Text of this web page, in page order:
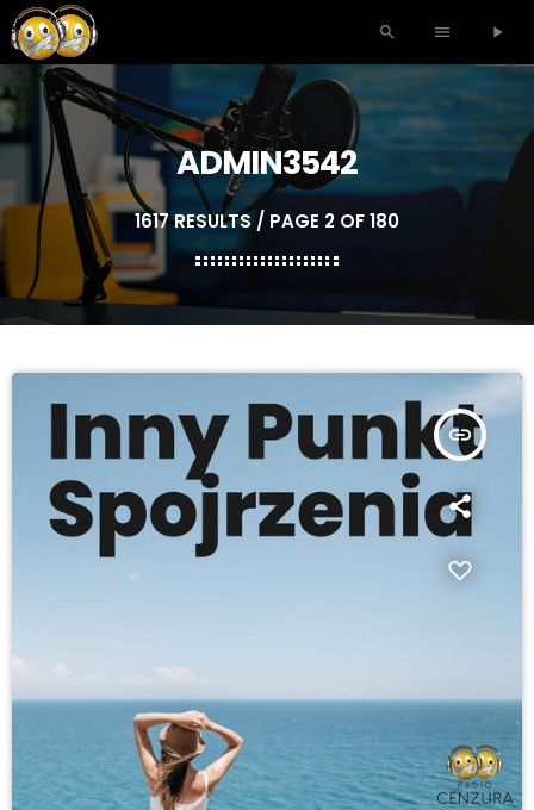
search menu play_arrow
ADMIN3542
1617 RESULTS / PAGE 2 OF 180
insert_link